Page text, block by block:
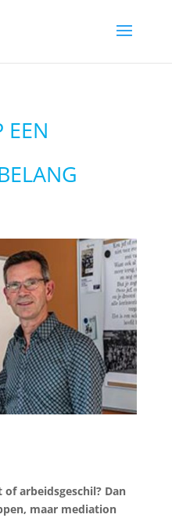
arbeidsgeschil? Dan
maar mediation